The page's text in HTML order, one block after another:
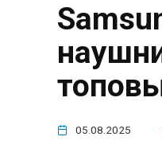
05.08.2025